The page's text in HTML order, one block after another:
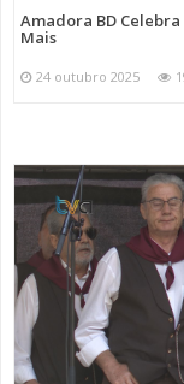
Amadora BD
Mais
24 outubro 2025